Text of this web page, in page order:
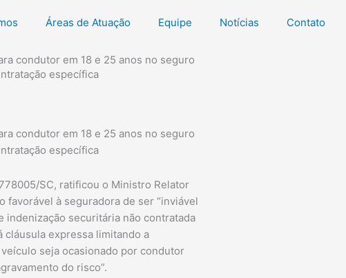
Áreas de Atuação Equipe Notícias Contato
condutor em 18 e 25 anos no seguro
específica
condutor em 18 e 25 anos no seguro
específica
SC, ratificou o Ministro Relator
à seguradora de ser “inviável
indenização securitária não contratada
cláusula expressa limitando a
seja ocasionado por condutor
do risco”.